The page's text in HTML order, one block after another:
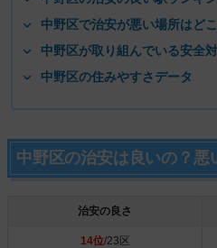
中野区で治安が悪い場所はど
中野区が取り組んでいる安全
中野区の住みやすさデータ
中野区の治安は良いの？悪
治安の良さ
14位/23区